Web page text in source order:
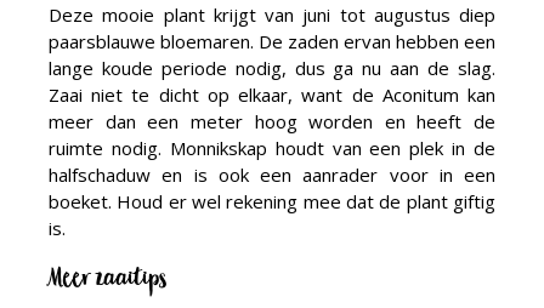
Deze mooie plant krijgt van juni tot augustus diep
paarsblauwe bloemaren. De zaden ervan hebben een
lange koude periode nodig, dus ga nu aan de slag.
Zaai niet te dicht op elkaar, want de Aconitum kan
meer dan een meter hoog worden en heeft de
ruimte nodig. Monnikskap houdt van een plek in de
halfschaduw en is ook een aanrader voor in een
boeket. Houd er wel rekening mee dat de plant giftig
is.
Meer zaaitips